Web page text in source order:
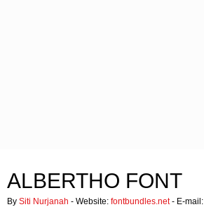
ALBERTHO FONT
By Siti Nurjanah - Website: fontbundles.net- E-mail: